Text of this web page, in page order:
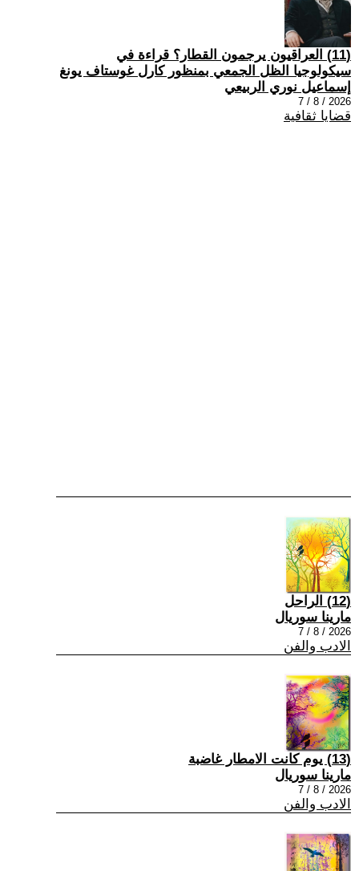
(11) العراقيون يرجمون القطار؟ قراءة في
سيكولوجيا الظل الجمعي بمنظور كارل غوستاف يونغ
إسماعيل نوري الربيعي
2026 / 8 / 7
قضايا ثقافية
(12) الراحل
مارينا سوريال
2026 / 8 / 7
الادب والفن
(13) يوم كانت الامطار غاضبة
مارينا سوريال
2026 / 8 / 7
الادب والفن